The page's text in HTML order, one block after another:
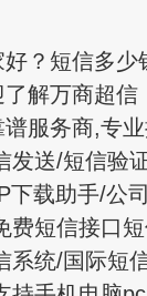
？短信多少
解万商超信
服务商,专
发送/短信验
下载助手/公
费短信接口
系统/国际短